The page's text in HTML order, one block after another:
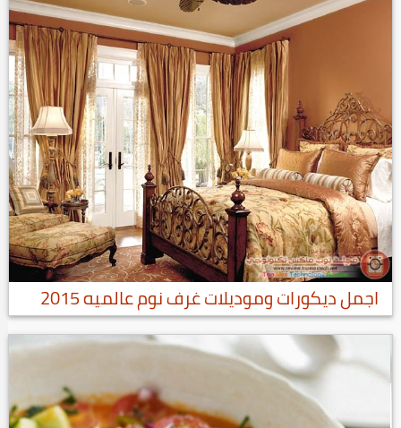
اجمل ديكورات وموديلات غرف نوم عالميه 2015